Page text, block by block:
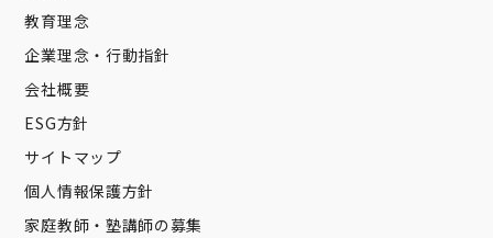
教育理念
企業理念・行動指針
会社概要
ESG方針
サイトマップ
個人情報保護方針
家庭教師・塾講師の募集